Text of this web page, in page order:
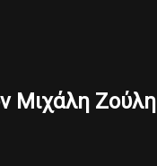
Μιχάλη Ζούλη